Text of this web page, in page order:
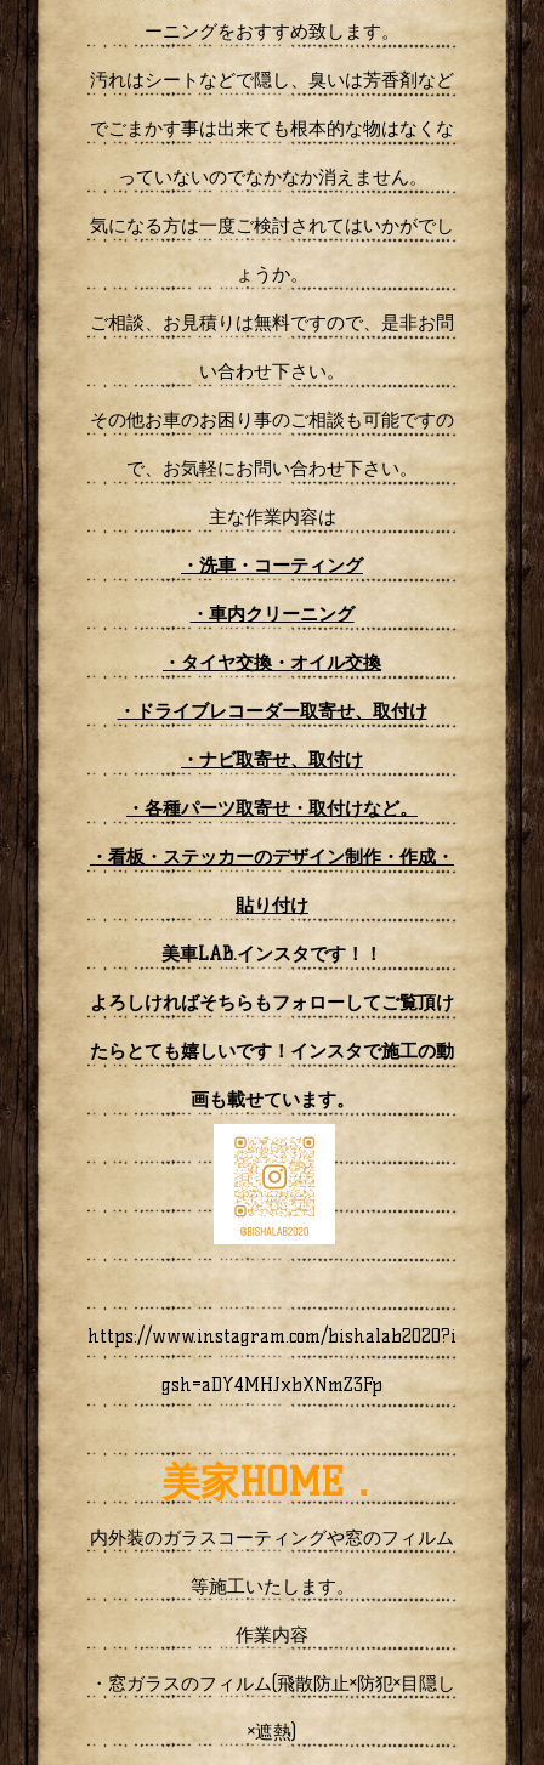
ーニングをおすすめ致します。
汚れはシートなどで隠し、臭いは芳香剤など
でごまかす事は出来ても根本的な物はなくな
っていないのでなかなか消えません。
気になる方は一度ご検討されてはいかがでし
ょうか。
ご相談、お見積りは無料ですので、是非お問
い合わせ下さい。
その他お車のお困り事のご相談も可能ですの
で、お気軽にお問い合わせ下さい。
主な作業内容は
・洗車・コーティング
・車内クリーニング
・タイヤ交換・オイル交換
・ドライブレコーダー取寄せ、取付け
・ナビ取寄せ、取付け
・各種パーツ取寄せ・取付けなど。
・看板・ステッカーのデザイン制作・作成・
貼り付け
美車LAB.インスタです！！
よろしければそちらもフォローしてご覧頂け
たらとても嬉しいです！インスタで施工の動
画も載せています。
https://www.instagram.com/bishalab2020?i
gsh=aDY4MHJxbXNmZ3Fp
美家HOME．
内外装のガラスコーティングや窓のフィルム
等施工いたします。
作業内容
・窓ガラスのフィルム(飛散防止×防犯×目隠し
×遮熱)